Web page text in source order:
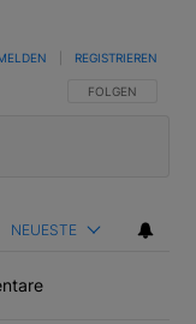
FOLGE DIESER
FOLGEN
REGISTRIEREN
NEUESTE